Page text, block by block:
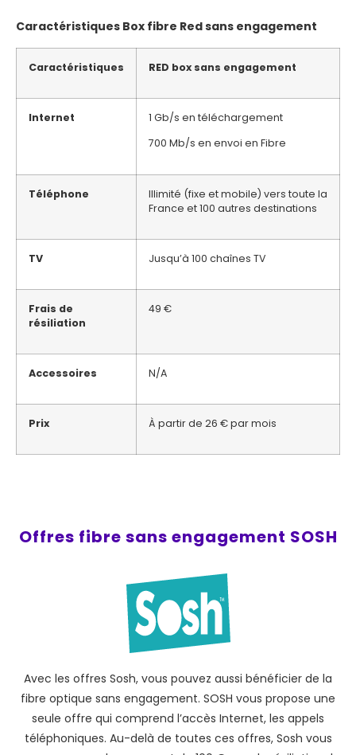
Caractéristiques Box fibre Red sans engagement
Caractéristiques RED box sans engagement
Internet
1 Gb/s en téléchargement
700 Mb/s en envoi en Fibre
Téléphone
Illimité (fixe et mobile) vers toute la
France et 100 autres destinations
TV Jusqu’à 100 chaînes TV
Frais de
résiliation
49 €
Accessoires N/A
Prix À partir de 26 € par mois
Offres fibre sans engagement SOSH
Avec les offres Sosh, vous pouvez aussi bénéficier de la
fibre optique sans engagement. SOSH vous propose une
seule offre qui comprend l’accès Internet, les appels
téléphoniques. Au-delà de toutes ces offres, Sosh vous